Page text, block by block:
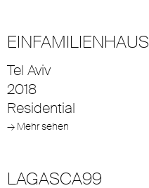
EINFAMILIENHAUS
Tel Aviv
2018
Residential
→ Mehr sehen
LAGASCA99